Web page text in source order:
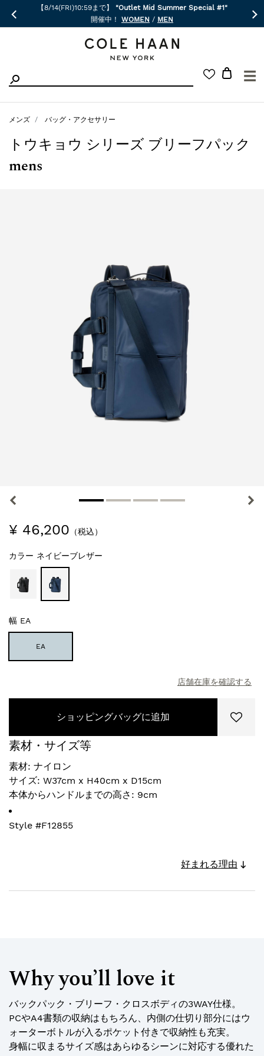
【8/14(FRI)10:59まで】
"Outlet Mid Summer Special #1"
開催中！ WOMEN / MEN
☰
メンズ バッグ・アクセサリー
トウキョウ シリーズ ブリーフパック
mens
¥ 46,200 （税込）
カラー ネイビーブレザー
幅 EA
EA
店舗在庫を確認する
ショッピングバッグに追加
素材・サイズ等
素材: ナイロン
サイズ: W37cm x H40cm x D15cm
本体からハンドルまでの高さ: 9cm
Style #F12855
好まれる理由
Why you’ll love it
バックパック・ブリーフ・クロスボディの3WAY仕様。
PCやA4書類の収納はもちろん、内側の仕切り部分にはウ
ォーターボトルが入るポケット付きで収納性も充実。
身幅に収まるサイズ感はあらゆるシーンに対応する優れた